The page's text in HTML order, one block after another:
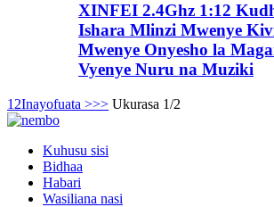
XINFEI 2.4Ghz 1:12
Ishara Mlinzi Mwenye
Mwenye Onyesho la
Vyenye Nuru na Muziki
1 2Inayofuata >>> Ukurasa 1/2
Kuhusu sisi
Bidhaa
Habari
Wasiliana nasi